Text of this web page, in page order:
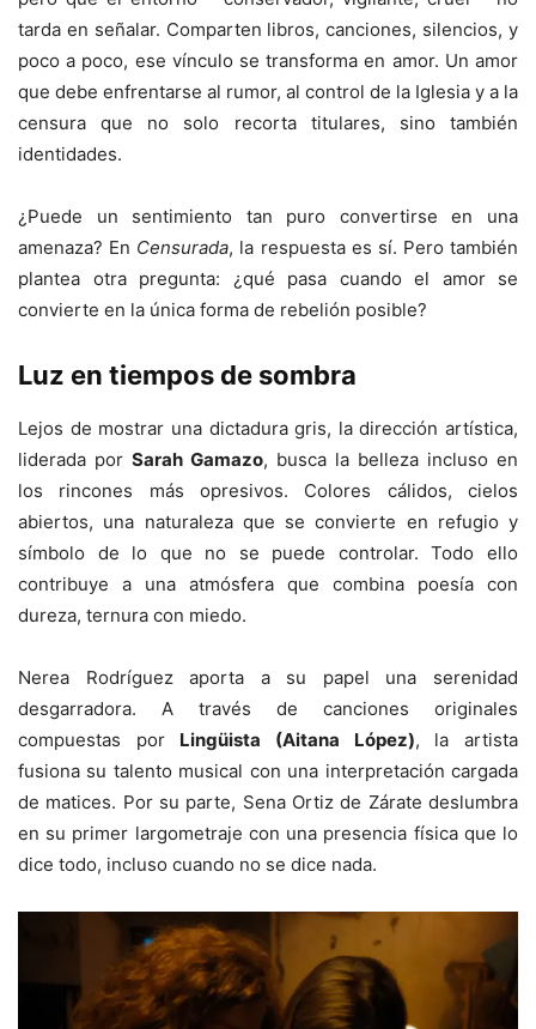
tarda en señalar. Comparten libros, canciones, silencios, y
poco a poco, ese vínculo se transforma en amor. Un amor
que debe enfrentarse al rumor, al control de la Iglesia y a la
censura que no solo recorta titulares, sino también
identidades.
¿Puede un sentimiento tan puro convertirse en una
amenaza? En Censurada, la respuesta es sí. Pero también
plantea otra pregunta: ¿qué pasa cuando el amor se
convierte en la única forma de rebelión posible?
Luz en tiempos de sombra
Lejos de mostrar una dictadura gris, la dirección artística,
liderada por Sarah Gamazo, busca la belleza incluso en
los rincones más opresivos. Colores cálidos, cielos
abiertos, una naturaleza que se convierte en refugio y
símbolo de lo que no se puede controlar. Todo ello
contribuye a una atmósfera que combina poesía con
dureza, ternura con miedo.
Nerea Rodríguez aporta a su papel una serenidad
desgarradora. A través de canciones originales
compuestas por Lingüista (Aitana López), la artista
fusiona su talento musical con una interpretación cargada
de matices. Por su parte, Sena Ortiz de Zárate deslumbra
en su primer largometraje con una presencia física que lo
dice todo, incluso cuando no se dice nada.